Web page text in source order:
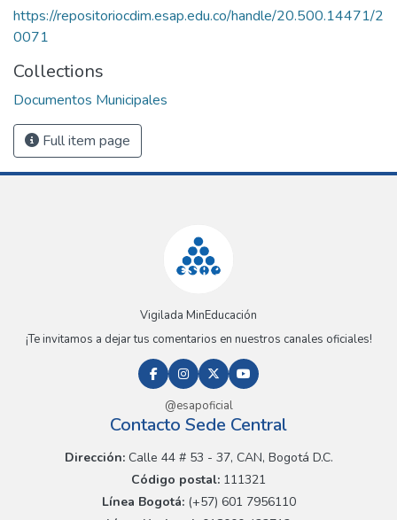
https://repositoriocdim.esap.edu.co/handle/20.500.14471/2
0071
Collections
Documentos Municipales
Full item page
Vigilada MinEducación
¡Te invitamos a dejar tus comentarios en nuestros canales oficiales!
@esapoficial
Contacto Sede Central
Dirección:Calle 44 # 53 - 37, CAN, Bogotá D.C.
Código postal: 111321
Línea Bogotá:(+57) 601 7956110